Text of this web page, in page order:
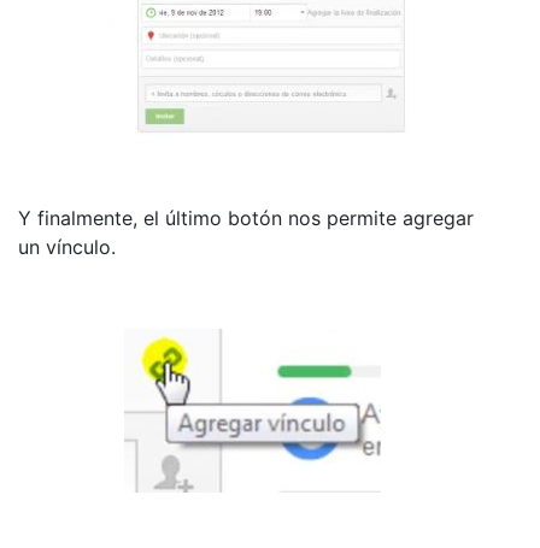
Y finalmente, el último botón nos permite agregar
un vínculo.